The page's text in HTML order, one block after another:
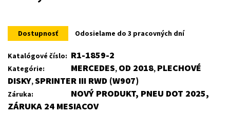
Dostupnosť Odosielame do 3 pracovných dní
Katalógové číslo: R1-1859-2
Kategórie: MERCEDES, OD 2018, PLECHOVÉ
DISKY,SPRINTER III RWD (W907)
Záruka:
NOVÝ PRODUKT, PNEU DOT 2025,
ZÁRUKA 24 MESIACOV